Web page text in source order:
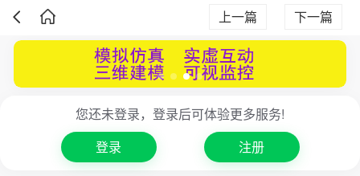
下一篇
上一篇
您还未登录，登录后可体验更多服务!
登录
注册